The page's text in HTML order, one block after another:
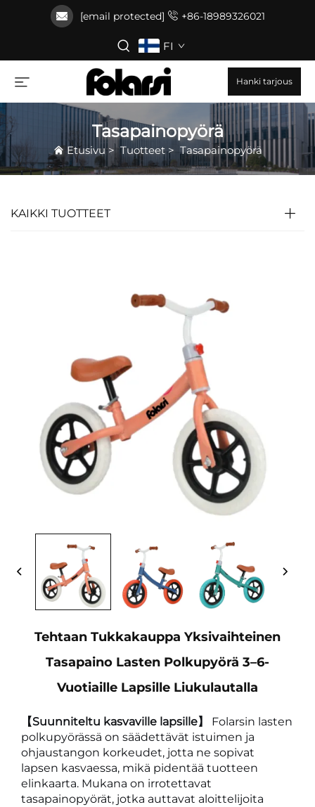
[email protected] +86-18989326021
FI
Hanki tarjous
Tasapainopyörä
Etusivu> Tuotteet> Tasapainopyörä
KAIKKI TUOTTEET
Tehtaan Tukkakauppa Yksivaihteinen
Tasapaino Lasten Polkupyörä 3–6-
Vuotiaille Lapsille Liukulautalla
【Suunniteltu kasvaville lapsille】 Folarsin lasten
polkupyörässä on säädettävät istuimen ja
ohjaustangon korkeudet, jotta ne sopivat
lapsen kasvaessa, mikä pidentää tuotteen
elinkaarta. Mukana on irrotettavat
tasapainopyörät, jotka auttavat aloittelijoita